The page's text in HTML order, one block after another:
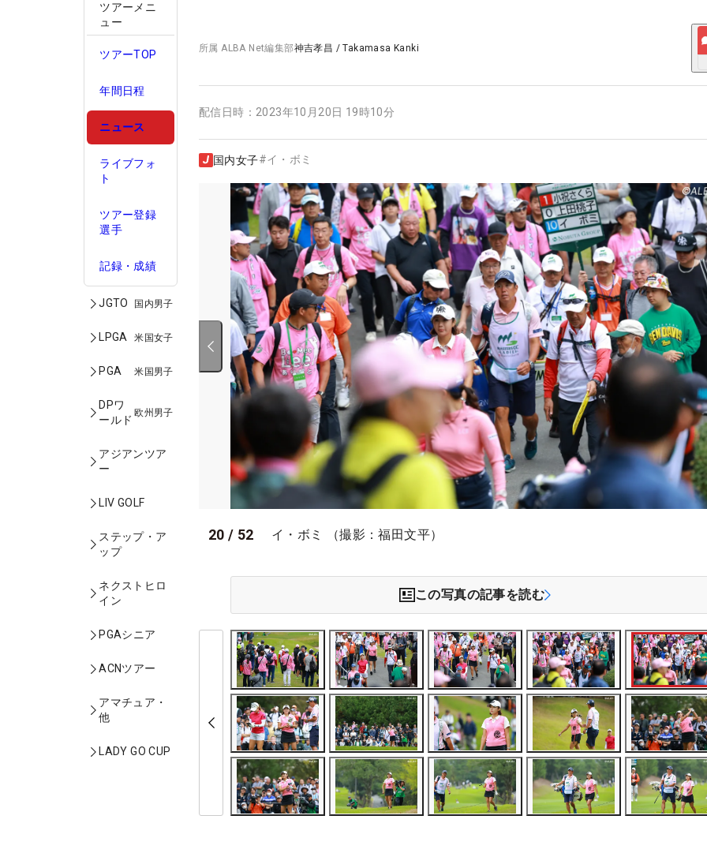
ツアーメニ
ュー
ツアーTOP
年間日程
ニュース
ライブフォ
ト
ツアー登録
選手
記録・成績
JGTO 国内男子
LPGA 米国女子
PGA 米国男子
DPワ
ールド
欧州男子
アジアンツア
ー
LIV GOLF
ステップ・ア
ップ
ネクストヒロ
イン
PGAシニア
ACNツアー
アマチュア・
他
LADY GO CUP
所属ALBA Net編集部神吉孝昌 /Takamasa Kanki
配信日時： 2023年10月20日 19時10分
国内女子#イ・ボミ
20 / 52 イ・ボミ （撮影：福田文平）
この写真の記事を読む